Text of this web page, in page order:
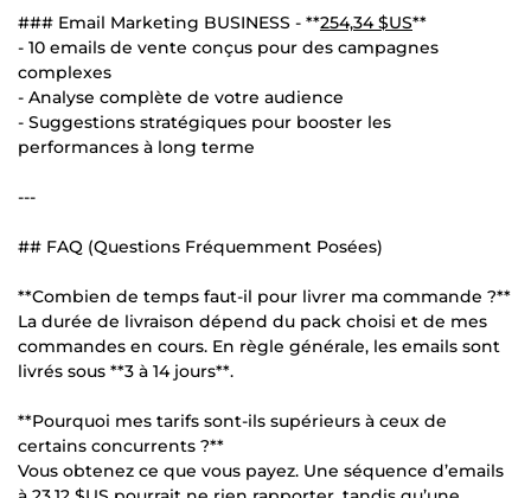
### Email Marketing BUSINESS - **254,34 $US**
- 10 emails de vente conçus pour des campagnes
complexes
- Analyse complète de votre audience
- Suggestions stratégiques pour booster les
performances à long terme
---
## FAQ (Questions Fréquemment Posées)
**Combien de temps faut-il pour livrer ma commande ?**
La durée de livraison dépend du pack choisi et de mes
commandes en cours. En règle générale, les emails sont
livrés sous **3 à 14 jours**.
**Pourquoi mes tarifs sont-ils supérieurs à ceux de
certains concurrents ?**
Vous obtenez ce que vous payez. Une séquence d’emails